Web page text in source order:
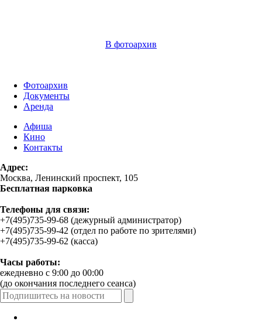
В фотоархив
Фотоархив
Документы
Аренда
Афиша
Кино
Контакты
Адрес:
Москва, Ленинский проспект, 105
Бесплатная парковка
Телефоны для связи:
+7(495)735-99-68 (дежурный администратор)
+7(495)735-99-42 (отдел по работе по зрителями)
+7(495)735-99-62 (касса)
Часы работы:
ежедневно с 9:00 до 00:00
(до окончания последнего сеанса)